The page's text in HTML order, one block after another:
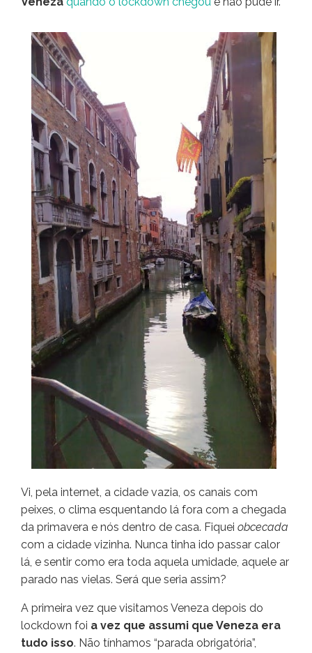
Vi, pela internet, a cidade vazia, os canais com
peixes, o clima esquentando lá fora com a chegada
da primavera e nós dentro de casa. Fiquei obcecada
com a cidade vizinha. Nunca tinha ido passar calor
lá, e sentir como era toda aquela umidade, aquele ar
parado nas vielas. Será que seria assim?
A primeira vez que visitamos Veneza depois do
lockdown foi a vez que assumi que Veneza era
tudo isso. Não tínhamos “parada obrigatória”,